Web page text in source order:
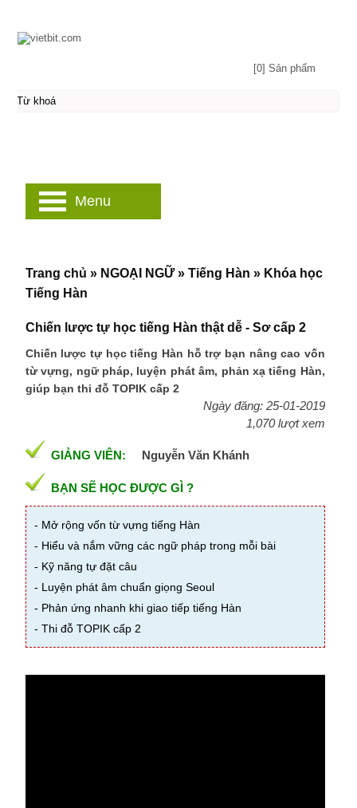
Chiến lược tự học tiếng Hàn thật dễ - Sơ cấp 2
Chiến lược tự học tiếng Hàn hỗ trợ bạn nâng cao vốn
từ vựng, ngữ pháp, luyện phát âm, phản xạ tiếng Hàn,
giúp bạn thi đỗ TOPIK cấp 2
Ngày đăng: 25-01-2019
1,070 lượt xem
GIẢNG VIÊN: Nguyễn Văn Khánh
BẠN SẼ HỌC ĐƯỢC GÌ ?
- Mở rộng vốn từ vựng tiếng Hàn
- Hiểu và nắm vững các ngữ pháp trong mỗi bài
- Kỹ năng tự đặt câu
- Luyện phát âm chuẩn giọng Seoul
- Phản ứng nhanh khi giao tiếp tiếng Hàn
- Thi đỗ TOPIK cấp 2
Trang chủ » NGOẠI NGỮ » Tiếng Hàn » Khóa học
Tiếng Hàn
[0] Sản phẩm
Menu